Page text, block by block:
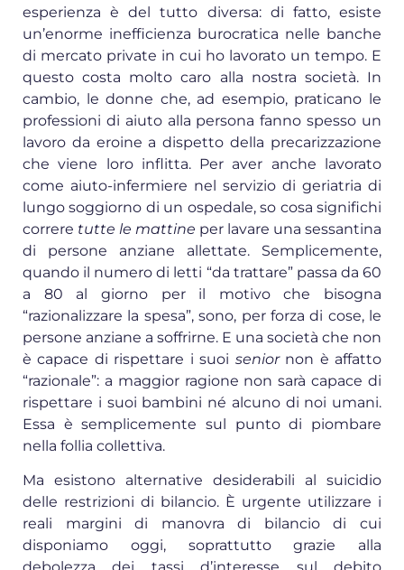
esperienza è del tutto diversa: di fatto, esiste
un’enorme inefficienza burocratica nelle banche
di mercato private in cui ho lavorato un tempo. E
questo costa molto caro alla nostra società. In
cambio, le donne che, ad esempio, praticano le
professioni di aiuto alla persona fanno spesso un
lavoro da eroine a dispetto della precarizzazione
che viene loro inflitta. Per aver anche lavorato
come aiuto-infermiere nel servizio di geriatria di
lungo soggiorno di un ospedale, so cosa significhi
correre tutte le mattine per lavare una sessantina
di persone anziane allettate. Semplicemente,
quando il numero di letti “da trattare” passa da 60
a 80 al giorno per il motivo che bisogna
“razionalizzare la spesa”, sono, per forza di cose, le
persone anziane a soffrirne. E una società che non
è capace di rispettare i suoi senior non è affatto
“razionale”: a maggior ragione non sarà capace di
rispettare i suoi bambini né alcuno di noi umani.
Essa è semplicemente sul punto di piombare
nella follia collettiva.
Ma esistono alternative desiderabili al suicidio
delle restrizioni di bilancio. È urgente utilizzare i
reali margini di manovra di bilancio di cui
disponiamo oggi, soprattutto grazie alla